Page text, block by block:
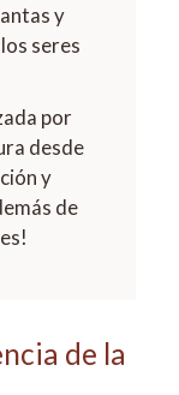
y
seres
por
desde
y
de
de la